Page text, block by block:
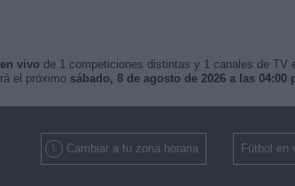
vivo de 1 competiciones distintas y 1 canales de TV
el próximo sábado, 8 de agosto de 2026 a las 04:00
Cambiar a tu zona horaria Fútbol